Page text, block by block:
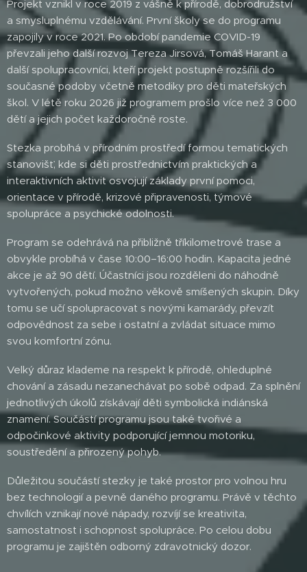
Projekt vznikl v roce 2019 z vášně k přírodě, dobrodružství
a smysluplnému vzdělávání. První školy se do programu
zapojily v roce 2021. Po období pandemie COVID-19
převzali jeho další rozvoj Tereza Jirsová, Tomáš Harant a
další spolupracovníci, kteří projekt postupně rozšířili do
současné podoby včetně metodiky pro děti mateřských
škol. V létě roku 2026 již programem prošlo více než 3 000
dětí a jejich počet každoročně roste.
Stezka probíhá v přírodním prostředí formou tematických
stanovišť, kde si děti prostřednictvím praktických a
interaktivních aktivit osvojují základy první pomoci,
orientace v přírodě, krizové připravenosti, týmové
spolupráce a psychické odolnosti.
Program se odehrává na přibližně tříkilometrové trase a
obvykle probíhá v čase 10:00–16:00 hodin. Kapacita jedné
akce je až 90 dětí. Účastníci jsou rozděleni do náhodně
vytvořených, pokud možno věkově smíšených skupin. Díky
tomu se učí spolupracovat s novými kamarády, převzít
odpovědnost za sebe i ostatní a zvládat situace mimo
svou komfortní zónu.
Velký důraz klademe na respekt k přírodě, ohleduplné
chování a zásadu nezanechávat po sobě odpad. Za splnění
jednotlivých úkolů získávají děti symbolická indiánská
znamení. Součástí programu jsou také tvořivé a
odpočinkové aktivity podporující jemnou motoriku,
soustředění a přirozený pohyb.
Důležitou součástí stezky je také prostor pro volnou hru
bez technologií a pevně daného programu. Právě v těchto
chvílích vznikají nové nápady, rozvíjí se kreativita,
samostatnost i schopnost spolupráce. Po celou dobu
programu je zajištěn odborný zdravotnický dozor.